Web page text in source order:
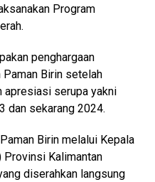
Program
penghargaan
Birin setelah
apresiasi serupa yakni
dan sekarang 2024.
Birin melalui Kepala
Provinsi Kalimantan
diserahkan langsung